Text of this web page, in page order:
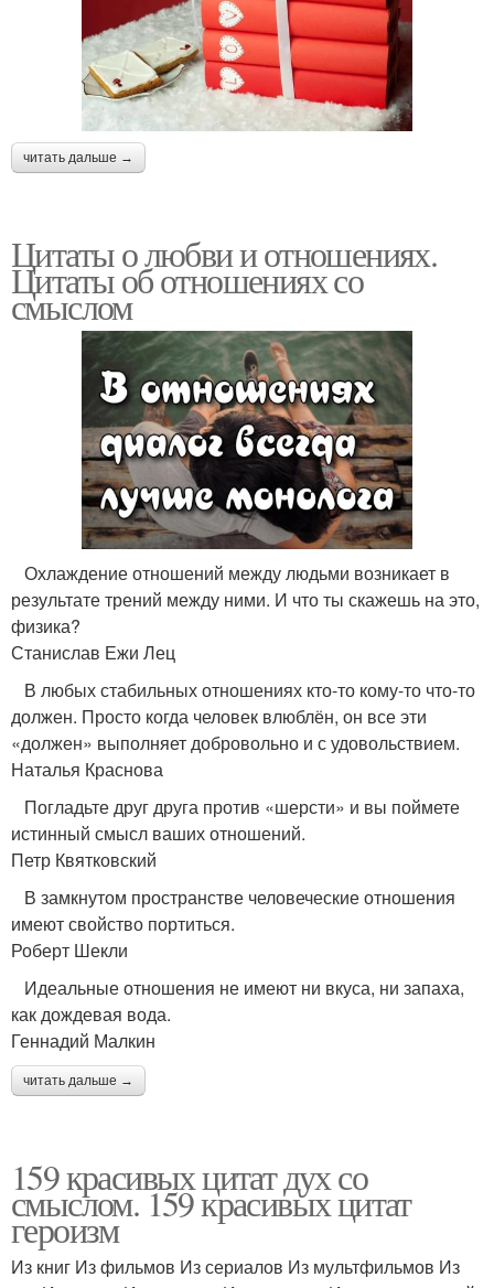
читать дальше →
Цитаты о любви и отношениях.
Цитаты об отношениях со
смыслом
Охлаждение отношений между людьми возникает в
результате трений между ними. И что ты скажешь на это,
физика?
Станислав Ежи Лец
В любых стабильных отношениях кто-то кому-то что-то
должен. Просто когда человек влюблён, он все эти
«должен» выполняет добровольно и с удовольствием.
Наталья Краснова
Погладьте друг друга против «шерсти» и вы поймете
истинный смысл ваших отношений.
Петр Квятковский
В замкнутом пространстве человеческие отношения
имеют свойство портиться.
Роберт Шекли
Идеальные отношения не имеют ни вкуса, ни запаха,
как дождевая вода.
Геннадий Малкин
читать дальше →
159 красивых цитат дух со
смыслом. 159 красивых цитат
героизм
Из книг Из фильмов Из сериалов Из мультфильмов Из